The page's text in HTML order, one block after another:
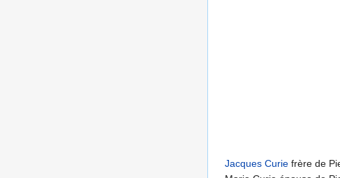
Jacques Curie frère de